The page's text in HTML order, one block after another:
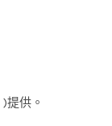
提供。